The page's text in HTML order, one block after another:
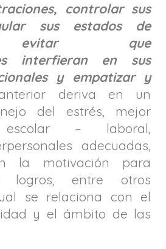
controlar sus
sus estados de
evitar que
interfieran en sus
y empatizar y
deriva en un
del estrés, mejor
escolar – laboral,
adecuadas,
la motivación para
logros, entre otros
se relaciona con el
y el ámbito de las